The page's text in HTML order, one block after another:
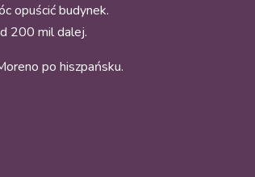
opuścić budynek.
200 mil dalej.
po hiszpańsku.